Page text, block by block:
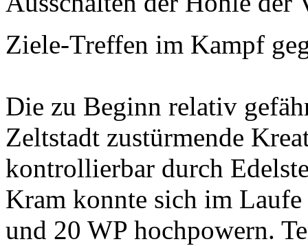
Ziele-Treffen im Kampf
Die zu Beginn relativ
Zeltstadt zustürmende
kontrollierbar durch
Kram konnte sich im
und 20 WP hochpowern.